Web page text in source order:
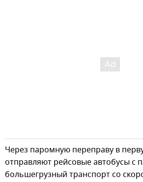
Через паромную переправу в
отправляют рейсовые автобусы с
большегрузный транспорт со